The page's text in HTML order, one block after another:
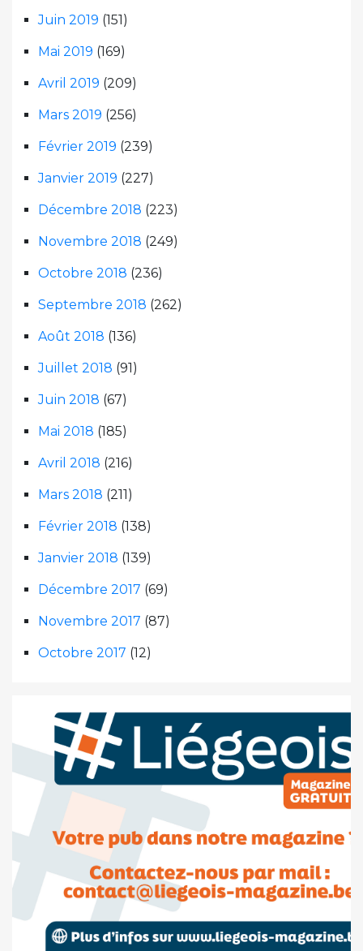
Juin 2019 (151)
Mai 2019 (169)
Avril 2019 (209)
Mars 2019 (256)
Février 2019 (239)
Janvier 2019 (227)
Décembre 2018 (223)
Novembre 2018 (249)
Octobre 2018 (236)
Septembre 2018 (262)
Août 2018 (136)
Juillet 2018 (91)
Juin 2018 (67)
Mai 2018 (185)
Avril 2018 (216)
Mars 2018 (211)
Février 2018 (138)
Janvier 2018 (139)
Décembre 2017 (69)
Novembre 2017 (87)
Octobre 2017 (12)